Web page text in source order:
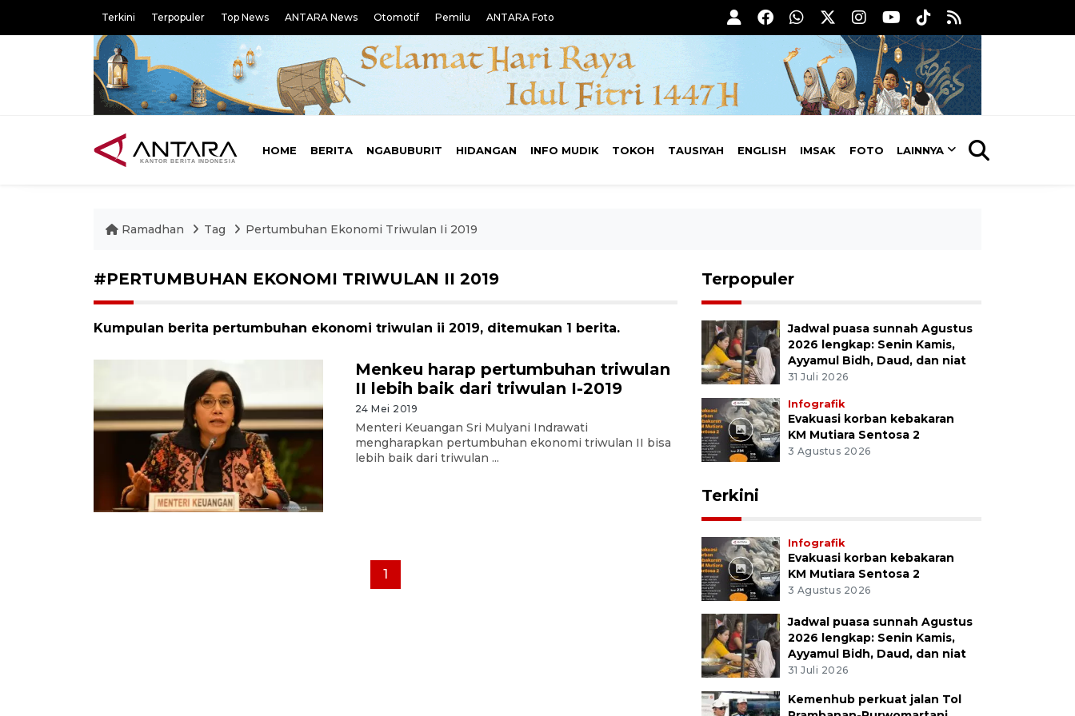
Terkini Terpopuler Top News ANTARA News Otomotif Pemilu ANTARA Foto
HOME BERITA NGABUBURIT HIDANGAN INFO MUDIK TOKOH TAUSIYAH ENGLISH IMSAK FOTO LAINNYA
Ramadhan Tag Pertumbuhan Ekonomi Triwulan Ii 2019
#PERTUMBUHAN EKONOMI TRIWULAN II 2019
Kumpulan berita pertumbuhan ekonomi triwulan ii 2019, ditemukan 1 berita.
Menkeu harap pertumbuhan triwulan
II lebih baik dari triwulan I-2019
24 Mei 2019
Menteri Keuangan Sri Mulyani Indrawati
mengharapkan pertumbuhan ekonomi triwulan II bisa
lebih baik dari triwulan ...
1
Terpopuler
Jadwal puasa sunnah Agustus
2026 lengkap: Senin Kamis,
Ayyamul Bidh, Daud, dan niat
31 Juli 2026
Infografik
Evakuasi korban kebakaran
KM Mutiara Sentosa 2
3 Agustus 2026
Terkini
Infografik
Evakuasi korban kebakaran
KM Mutiara Sentosa 2
3 Agustus 2026
Jadwal puasa sunnah Agustus
2026 lengkap: Senin Kamis,
Ayyamul Bidh, Daud, dan niat
31 Juli 2026
Kemenhub perkuat jalan Tol